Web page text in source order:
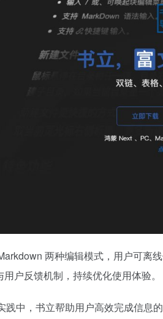
两种编辑模式，用户可离
户反馈机制，持续优化使用体验。
践中，书立帮助用户高效完成信息